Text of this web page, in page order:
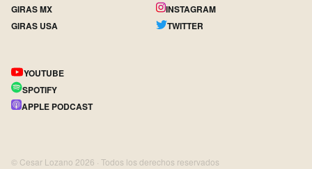
GIRAS MX
GIRAS USA
INSTAGRAM
TWITTER
YOUTUBE
SPOTIFY
APPLE PODCAST
© Cesar Lozano 2026 · Todos los derechos reservados